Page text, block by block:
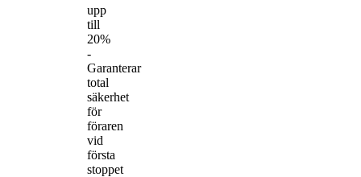
upp
till
20%
-
Garanterar
total
säkerhet
för
föraren
vid
första
stoppet